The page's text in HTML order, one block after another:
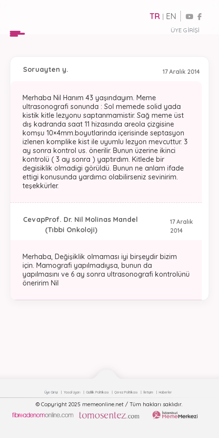
ÜYE GIRIŞI
TR | EN
17 Aralık 2014
Soruayten y.
Merhaba Nil Hanım 43 yaşındayım. Meme
ultrasonografi sonunda : Sol memede solid yada
kistik kitle lezyonu saptanmamistir. Sağ meme üst
dış kadranda saat 11 hizasında areola çizgisine
komşu 10×4mm.boyutlarinda içerisinde septasyon
izlenen komplike kist ile uyumlu lezyon mevcuttur. 3
ay sonra kontrol us. önerilir. Bunun üzerine ikinci
kontrolü ( 3 ay sonra ) yaptırdım. Kitlede bir
degisiklik olmadigi görüldü. Bunun ne anlam ifade
ettigi konusunda yardımcı olabilirseniz sevinirim.
teşekkürler.
17 Aralık
2014
CevapProf. Dr. Nil Molinas Mandel
(Tıbbi Onkoloji)
Merhaba, Değişiklik olmaması iyi birşeydir bizim
için. Mamografi yapılmadıysa, bunun da
yapılmasını ve 6 ay sonra ultrasonografi kontrolünü
öneririm Nil
Üye Girişi Yasal Uyarı Gizlilik Politikası Çerez Politikası İletişim Haberler
© Copyright 2025 memeonline.net / Tüm hakları saklıdır.